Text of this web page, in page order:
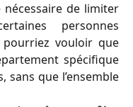
de limiter
personnes
pourriez vouloir que
spécifique
sans que l’ensemble